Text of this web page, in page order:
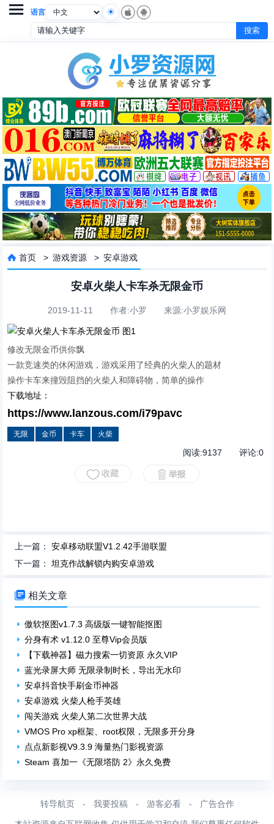
语言

 首页 >游戏资源 >安卓游戏
安卓火柴人卡车杀无限金币
2019-11-11 作者:小罗 来源:小罗娱乐网
修改无限金币供你飘
一款竞速类的休闲游戏，游戏采用了经典的火柴人的题材
操作卡车来撞毁阻挡的火柴人和障碍物，简单的操作
下载地址：
https://www.lanzous.com/i79pavc
无限 金币 卡车 火柴
阅读:9137 评论:0
上一篇：安卓移动联盟V1.2.42手游联盟
下一篇：坦克作战解锁内购安卓游戏
 相关文章
傲软抠图v1.7.3 高级版一键智能抠图
分身有术 v1.12.0 至尊Vip会员版
【下载神器】磁力搜索一切资原 永久VIP
蓝光录屏大师 无限录制时长，导出无水印
安卓抖音快手刷金币神器
安卓游戏 火柴人枪手英雄
闯关游戏 火柴人第二次世界大战
VMOS Pro xp框架、root权限，无限多开分身
点点新影视V9.3.9 海量热门影视资源
Steam 喜加一《无限塔防 2》永久免费
转导航页 - 我要投稿 - 游客必看 - 广告合作